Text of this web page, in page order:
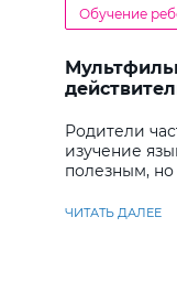
Обучение
Родители
изучение
полезным,
ЧИТАТЬ ДАЛЕЕ